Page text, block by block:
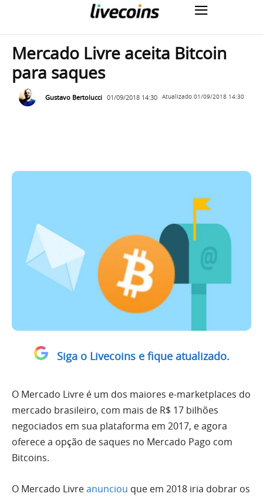
Mercado Livre aceita Bitcoin
para saques
Gustavo Bertolucci 01/09/2018 14:30 Atualizado 01/09/2018 14:30
Siga o Livecoins e fique atualizado.
O Mercado Livre é um dos maiores e-marketplaces do
mercado brasileiro, com mais de R$ 17 bilhões
negociados em sua plataforma em 2017, e agora
oferece a opção de saques no Mercado Pago com
Bitcoins.
O Mercado Livreanunciou que em 2018 iria dobrar os